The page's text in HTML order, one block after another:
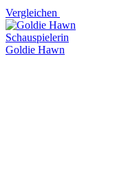
Vergleichen
Schauspielerin
Goldie Hawn